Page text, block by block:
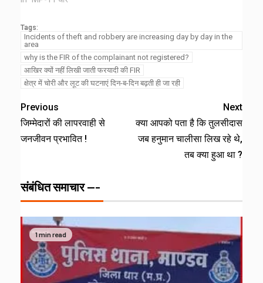
Tags:
Incidents of theft and robbery are increasing day by day in the
area
why is the FIR of the complainant not registered?
आखिर क्यों नहीं लिखी जाती फरयादी की FIR
क्षेत्र में चोरी और लूट की घटनाएं दिन-ब-दिन बढ़ती ही जा रही
Previous
जिम्मेदारों की लापरवाही से
जनजीवन प्रभावित !
Next
क्या आपको पता है कि तुलसीदास
जब हनुमान चालीसा लिख रहे थे,
तब क्या हुआ था ?
संबंधित समाचार ---
1 min read